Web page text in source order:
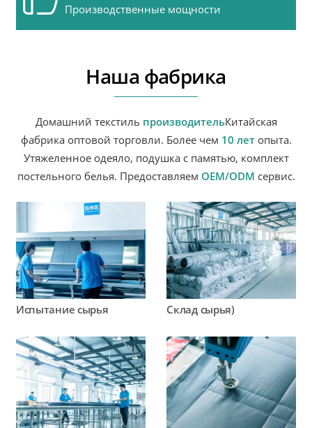
Производственные мощности
Наша фабрика
Домашний текстиль производительКитайская
фабрика оптовой торговли. Более чем 10 летопыта.
Утяжеленное одеяло, подушка с памятью, комплект
постельного белья. Предоставляем OEM/ODM сервис.
Испытание сырья Склад сырья)